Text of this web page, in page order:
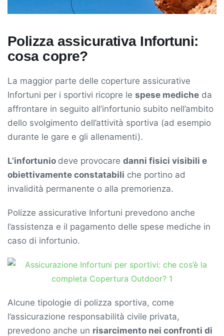
Polizza assicurativa Infortuni:
cosa copre?
La maggior parte delle coperture assicurative
Infortuni per i sportivi ricopre le spese mediche da
affrontare in seguito all’infortunio subito nell’ambito
dello svolgimento dell’attività sportiva (ad esempio
durante le gare e gli allenamenti).
L’infortunio deve provocare danni fisici visibili e
obiettivamente constatabili che portino ad
invalidità permanente o alla premorienza.
Polizze assicurative Infortuni prevedono anche ​
l’assistenza e il pagamento delle spese mediche in
caso di infortunio.
Alcune tipologie di polizza sportiva, come
l’assicurazione responsabilità civile privata,
prevedono anche un risarcimento nei confronti di